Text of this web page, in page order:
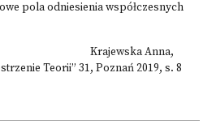
pola odniesienia współczesnych
Anna,
Teorii” 31, Poznań 2019, s. 8